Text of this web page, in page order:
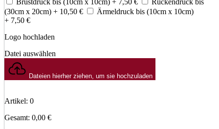
(30cm x 20cm) + 10,50 €
Ärmeldruck bis (10cm x 10cm)
+ 7,50 €
Logo hochladen
Datei auswählen
Dateien hierher ziehen, um sie hochzuladen
Artikel: 0
Gesamt: 0,00 €